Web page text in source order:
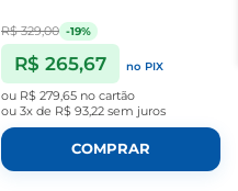
R$ 329,00 -19%
R$ 265,67 no PIX
ou R$ 279,65 no cartão
ou 3x de R$ 93,22 sem juros
COMPRAR